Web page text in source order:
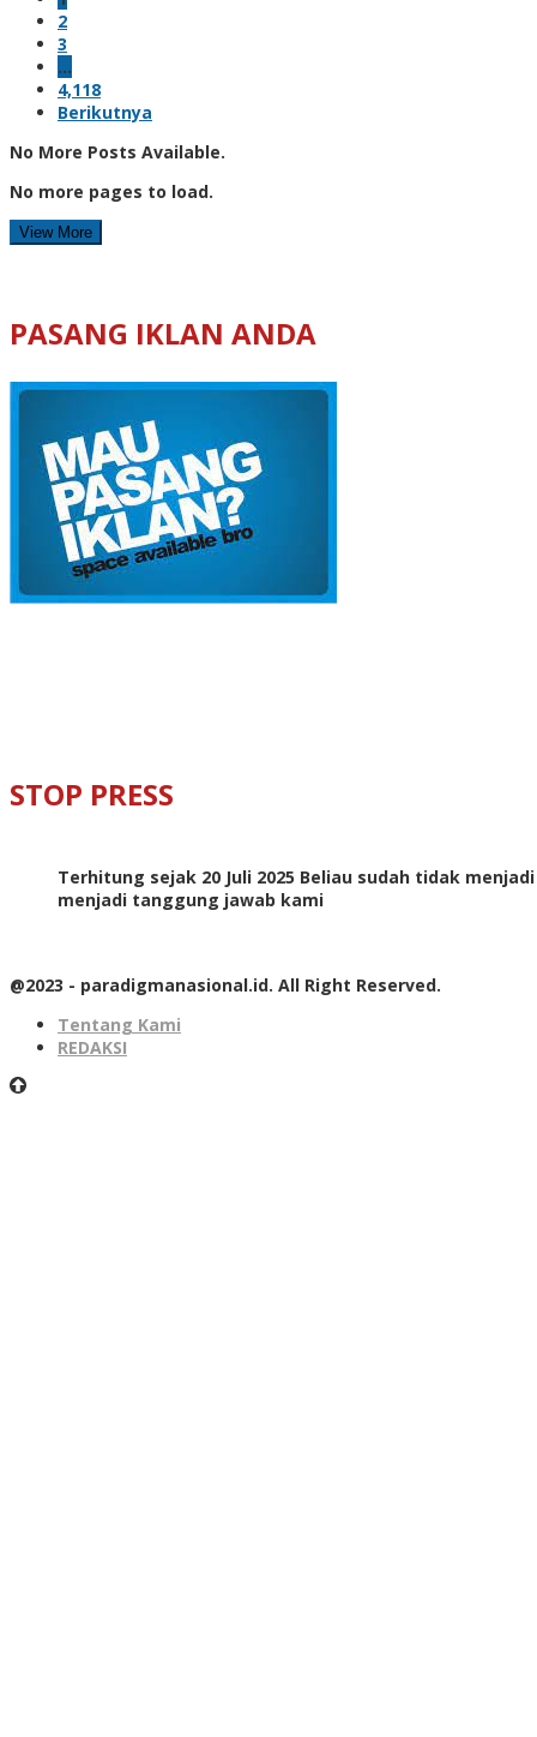
2
3
…
4,118
Berikutnya
No More Posts Available.
No more pages to load.
View More
PASANG IKLAN ANDA
STOP PRESS
Terhitung sejak 20 Juli 2025 Beliau sudah tidak
menjadi tanggung jawab kami
@2023 - paradigmanasional.id. All Right Reserved.
Tentang Kami
REDAKSI